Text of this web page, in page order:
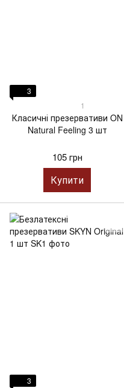
3
1
Класичні презервативи ON
Natural Feeling 3 шт
105 грн
Купити
3